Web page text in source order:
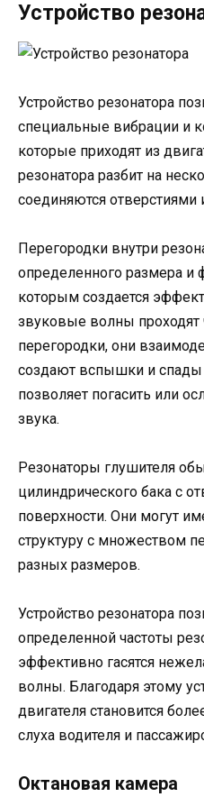
Устройство
Устройство резонатора
специальные вибрации и
которые приходят из
резонатора разбит на
соединяются отверстиями
Перегородки внутри
определенного размера и
которым создается
звуковые волны проходят
перегородки, они
создают вспышки и спады
позволяет погасить или
звука.
Резонаторы глушителя
цилиндрического бака с
поверхности. Они могут
структуру с множеством
разных размеров.
Устройство резонатора
определенной частоты
эффективно гасятся
волны. Благодаря этому
двигателя становится
слуха водителя и
Октановая камера